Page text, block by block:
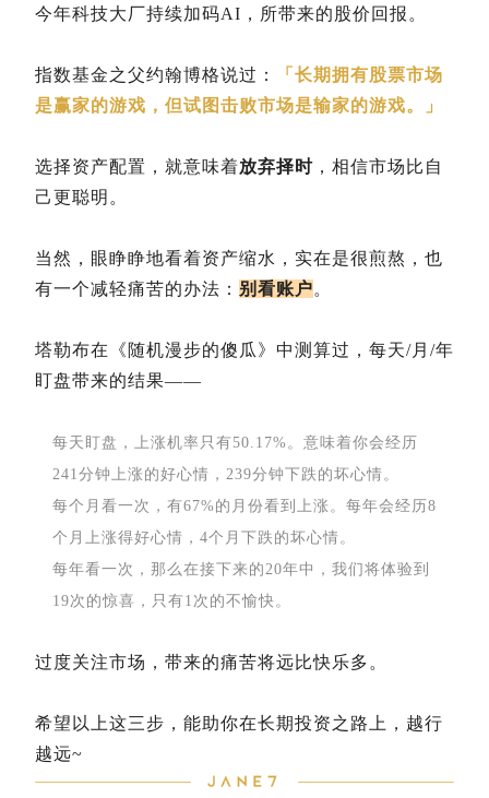
今年科技大厂持续加码AI，所带来的股价回报。
指数基金之父约翰博格说过：
「长期拥有股票市场
是赢家的游戏，但试图击败市场是输家的游戏。」
选择资产配置，就意味着放弃择时 ，相信市场比自
己更聪明。
当然，眼睁睁地看着资产缩水，实在是很煎熬，也
有一个减轻痛苦的办法： 别看账户。
塔勒布在《随机漫步的傻瓜》中测算过，每天/月/年
盯盘带来的结果——
每天盯盘，上涨机率只有50.17%。意味着你会经历
241分钟上涨的好心情，239分钟下跌的坏心情。
每个月看一次，有67%的月份看到上涨。每年会经历8
个月上涨得好心情，4个月下跌的坏心情。
每年看一次，那么在接下来的20年中，我们将体验到
19次的惊喜，只有1次的不愉快。
过度关注市场，带来的痛苦将远比快乐多。
希望以上这三步，能助你在长期投资之路上，越行
越远~